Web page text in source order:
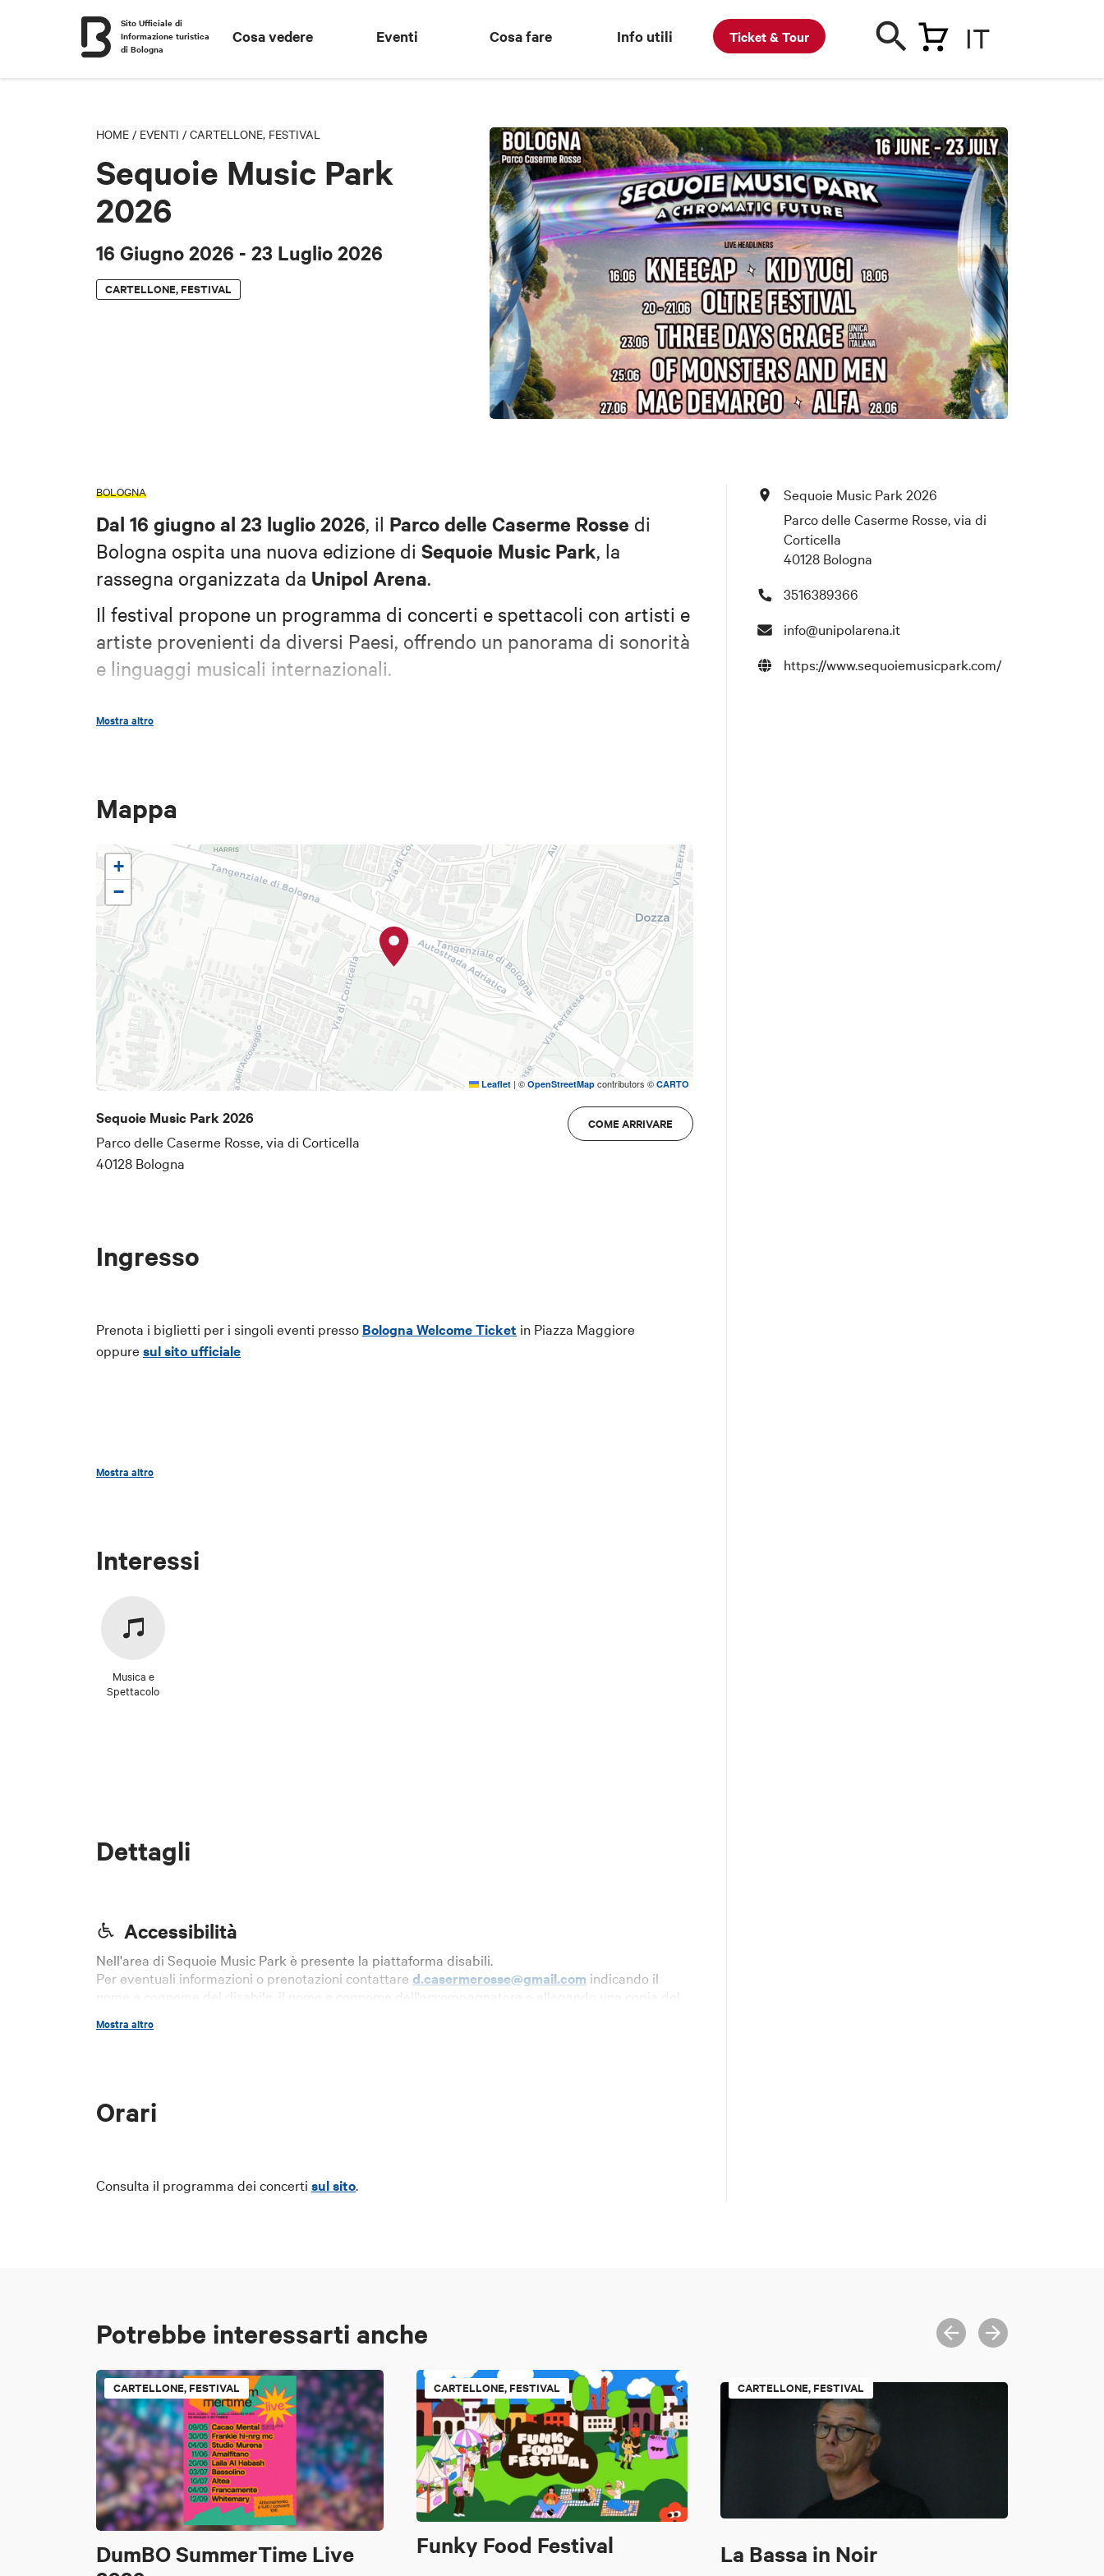
Sito Ufficiale di
Informazione turistica
di Bologna
Cosa vedere Eventi Cosa fare Info utili Ticket & Tour IT
HOME / EVENTI / CARTELLONE, FESTIVAL
Sequoie Music Park
2026
16 Giugno 2026 - 23 Luglio 2026
CARTELLONE, FESTIVAL
BOLOGNA
Dal 16 giugno al 23 luglio 2026, il Parco delle Caserme Rosse di
Bologna ospita una nuova edizione di Sequoie Music Park, la
rassegna organizzata da Unipol Arena.
Il festival propone un programma di concerti e spettacoli con artisti e
artiste provenienti da diversi Paesi, offrendo un panorama di sonorità
e linguaggi musicali internazionali.
Mostra altro
Mappa
+
−
Leaflet | © OpenStreetMapcontributors © CARTO
Sequoie Music Park 2026
Parco delle Caserme Rosse, via di Corticella
40128 Bologna
COME ARRIVARE
Ingresso
Prenota i biglietti per i singoli eventi presso Bologna Welcome Ticket in Piazza Maggiore
oppure sul sito ufficiale
Mostra altro
Interessi
Musica e
Spettacolo
Dettagli
Accessibilità
Nell'area di Sequoie Music Park è presente la piattaforma disabili.
Per eventuali informazioni o prenotazioni contattare d.casermerosse@gmail.com indicando il
nome e cognome del disabile, il nome e cognome dell'accompagnatore e allegando una copia del
Mostra altro
Orari
Consulta il programma dei concerti sul sito.
Sequoie Music Park 2026
Parco delle Caserme Rosse, via di
Corticella
40128 Bologna
3516389366
info@unipolarena.it
https://www.sequoiemusicpark.com/
Potrebbe interessarti anche
CARTELLONE, FESTIVAL
DumBO SummerTime Live
CARTELLONE, FESTIVAL
Funky Food Festival
CARTELLONE, FESTIVAL
La Bassa in Noir